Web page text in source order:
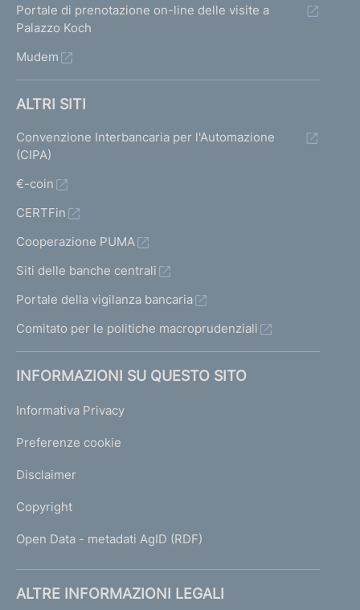
Portale di prenotazione on-line delle visite a
Palazzo Koch
Mudem
ALTRI SITI
Convenzione Interbancaria per l'Automazione
(CIPA)
€-coin
CERTFin
Cooperazione PUMA
Siti delle banche centrali
Portale della vigilanza bancaria
Comitato per le politiche macroprudenziali
INFORMAZIONI SU QUESTO SITO
Informativa Privacy
Preferenze cookie
Disclaimer
Copyright
Open Data - metadati AgID (RDF)
ALTRE INFORMAZIONI LEGALI